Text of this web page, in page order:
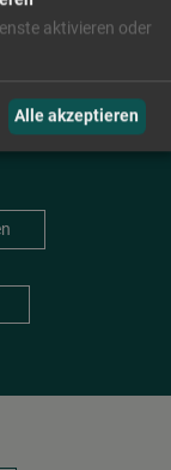
aktivieren oder
Alle akzeptieren